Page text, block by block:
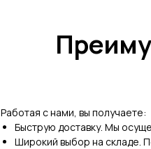
Работая с нами, вы получаете:
Быструю доставку. Мы
Широкий выбор на складе.